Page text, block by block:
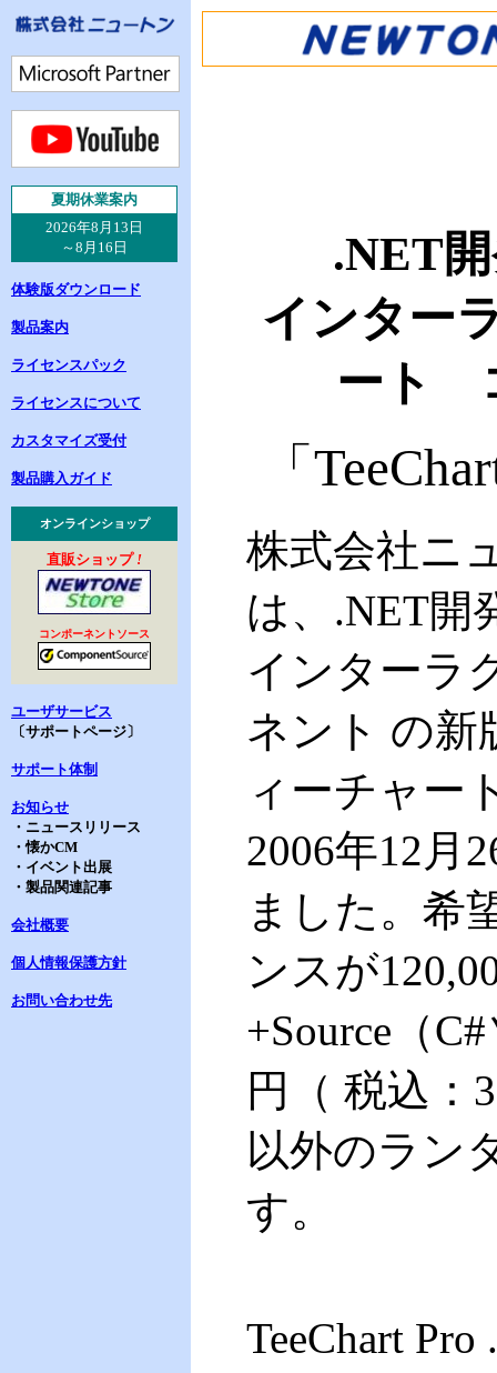
夏期休業案内
2026年8月13日
～8月16日
体験版ダウンロード
製品案内
ライセンスパック
ライセンスについて
カスタマイズ受付
製品購入ガイド
オンラインショップ
直販ショップ!
コンポーネントソース
ユーザサービス
〔サポートページ〕
サポート体制
お知らせ
・ニュースリリース
・懐かCM
・イベント出展
・製品関連記事
会社概要
個人情報保護方針
お問い合わせ先
.NET
インター
ート
「
株式会社ニ
は、 .NET開
インターラ
ネント の新
ィーチャー
2006年12月
ました。希
ンスが
+Source（
円（ 税込：
以外のラン
す。
TeeChart